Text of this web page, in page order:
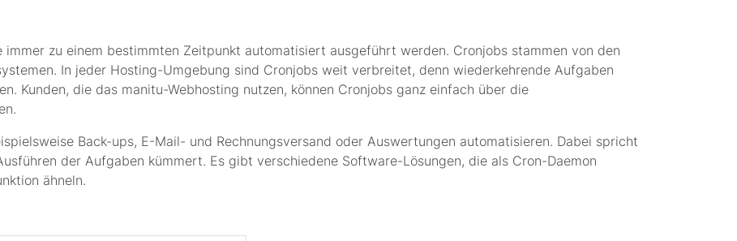
zu einem bestimmten Zeitpunkt automatisiert ausgeführt werden. Cronjobs stammen von den
In jeder Hosting-Umgebung sind Cronjobs weit verbreitet, denn wiederkehrende Aufgaben
Kunden, die das manitu-Webhosting nutzen, können Cronjobs ganz einfach über die
Back-ups, E-Mail- und Rechnungsversand oder Auswertungen automatisieren. Dabei spricht
der Aufgaben kümmert. Es gibt verschiedene Software-Lösungen, die als Cron-Daemon
ähneln.